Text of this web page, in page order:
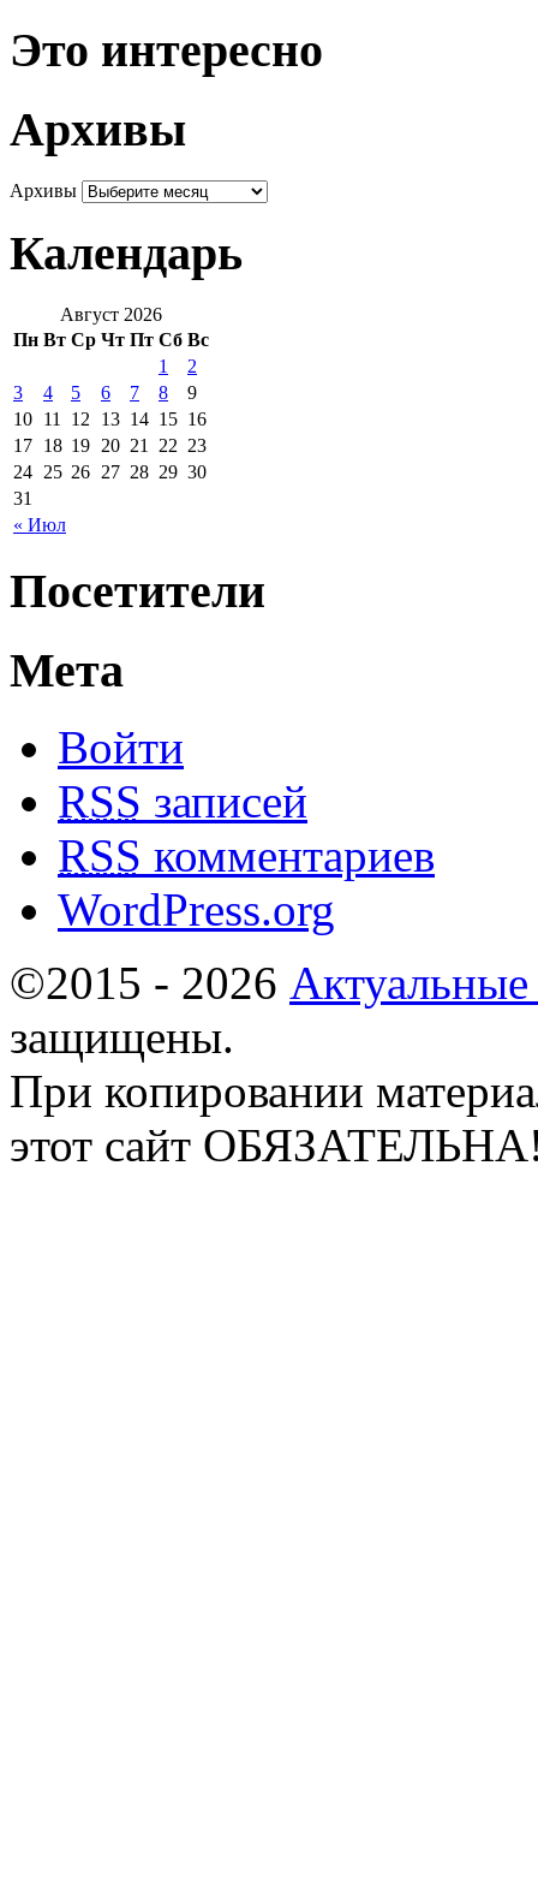
Это интересно
Архивы
Архивы
Календарь
Август 2026
Пн Вт Ср Чт Пт Сб Вс
« Июл
1
2
3
4 5 6 7 8
9
10 11 12 13 14 15 16
17 18 19 20 21 22 23
24 25 26 27 28 29 30
31
Посетители
Мета
Войти
RSS записей
RSS комментариев
WordPress.org
©2015 - 2026
защищены.
При копировании
этот сайт